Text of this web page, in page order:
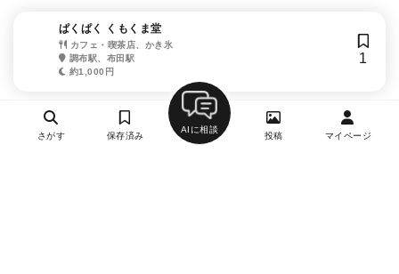
ぱくぱく くもくま堂
カフェ・喫茶店、かき氷
調布駅、布田駅
約1,000円
1
さがす 保存済み
AIに相談
投稿 マイページ